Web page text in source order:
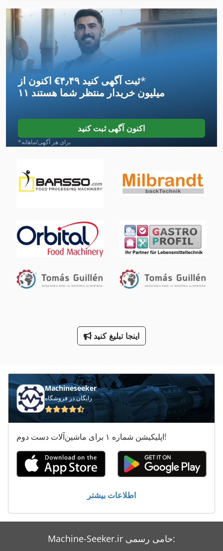
International 1480
International 2674
International 433
International 434
Kgs 1670
Mi Nn
Na 3000
Ng 200
دستگاه خنک کننده
دستگاه خنک کننده آب
دو دندانه دار کردن مطبوعات
اکنون از ‎€۴٫۴۹ ثبت آگهی کنید*
۱۱ میلیون خریدار منتظر شما هستند
اکنون آگهی ثبت کنید
*برای هر آگهی/ماهانه
اینجا تبلیغ کنید
Machineseeker
رایگان در فروشگاه
اپلیکیشن شماره ۱ برای ماشین‌آلات دست دوم!
اطلاعات بیشتر
Machine-Seeker.ir حامی رسمی: